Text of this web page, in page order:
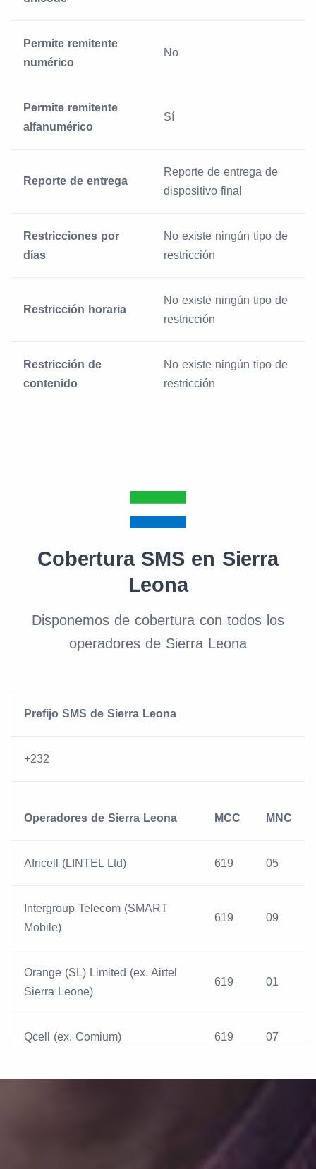
Permite remitente
numérico
No
Permite remitente
alfanumérico
Sí
Reporte de entrega
Reporte de entrega de
dispositivo final
Restricciones por
días
No existe ningún tipo de
restricción
Restricción horaria
No existe ningún tipo de
restricción
Restricción de
contenido
No existe ningún tipo de
restricción
Cobertura SMS en Sierra
Leona
Disponemos de cobertura con todos los
operadores de Sierra Leona
Prefijo SMS de Sierra Leona
+232
Operadores de Sierra Leona MCC MNC
Africell (LINTEL Ltd) 619 05
Intergroup Telecom (SMART
Mobile)
619 09
Orange (SL) Limited (ex. Airtel
Sierra Leone)
619 01
Qcell (ex. Comium) 619 07